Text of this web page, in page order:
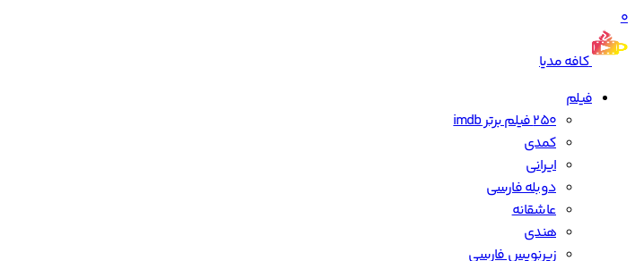
0
کافه مدیا
فیلم
250 فیلم برتر imdb
کمدی
ایرانی
دوبله فارسی
عاشقانه
هندی
زیرنویس فارسی